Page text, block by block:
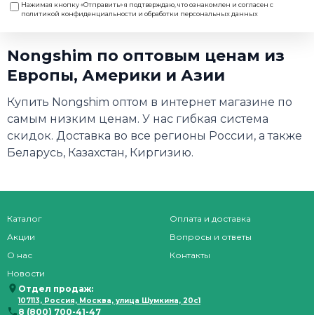
Нажимая кнопку «Отправить» я подтверждаю, что ознакомлен и согласен с
политикой конфиденциальности и обработки персональных данных
Nongshim по оптовым ценам из
Европы, Америки и Азии
Купить Nongshim оптом в интернет магазине по
самым низким ценам. У нас гибкая система
скидок. Доставка во все регионы России, а также
Беларусь, Казахстан, Киргизию.
Каталог
Акции
О нас
Новости
Оплата и доставка
Вопросы и ответы
Контакты
Отдел продаж:
107113, Россия, Москва, улица Шумкина, 20с1
8 (800) 700-41-47